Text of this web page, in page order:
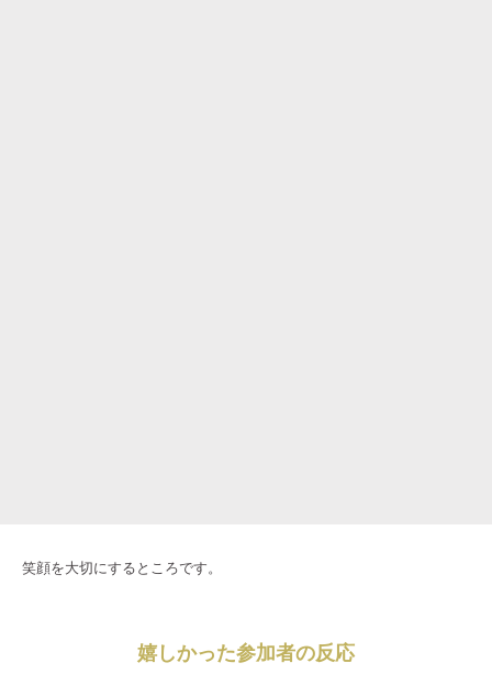
笑顔を大切にするところです。
嬉しかった参加者の反応